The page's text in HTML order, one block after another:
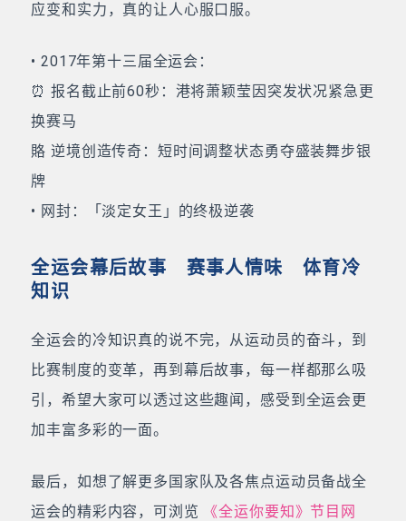
应变和实力，真的让人心服口服。
• 2017年第十三届全运会：
⏰ 报名截止前60秒：港将萧颖莹因突发状况紧急更
换赛马
賂 逆境创造传奇：短时间调整状态勇夺盛装舞步银
牌
• 网封：「淡定女王」的终极逆袭
全运会幕后故事 赛事人情味 体育冷
知识
全运会的冷知识真的说不完，从运动员的奋斗，到
比赛制度的变革，再到幕后故事，每一样都那么吸
引，希望大家可以透过这些趣闻，感受到全运会更
加丰富多彩的一面。
最后，如想了解更多国家队及各焦点运动员备战全
运会的精彩内容，可浏览 《全运你要知》节目网